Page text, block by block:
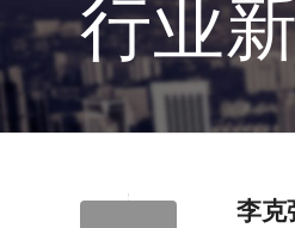
行业
李克